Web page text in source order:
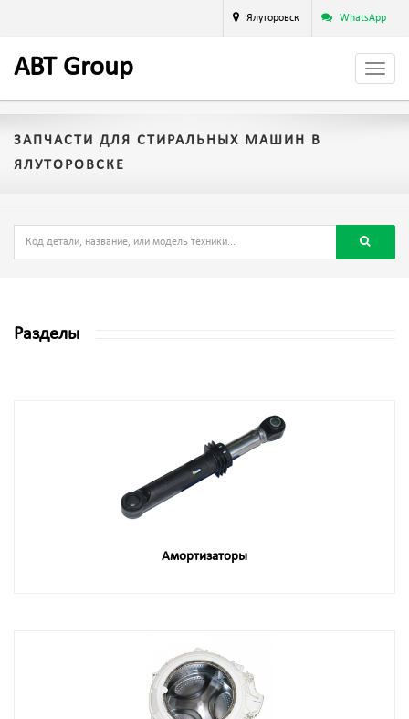
Ялуторовск WhatsApp
ABT Group
ЗАПЧАСТИ ДЛЯ СТИРАЛЬНЫХ МАШИН В
ЯЛУТОРОВСКЕ
Разделы
Амортизаторы